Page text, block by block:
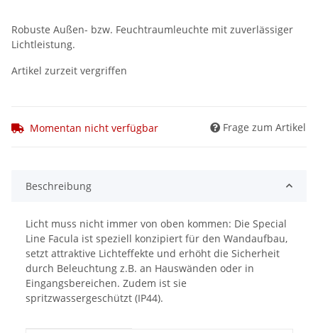
Robuste Außen- bzw. Feuchtraumleuchte mit zuverlässiger
Lichtleistung.
Artikel zurzeit vergriffen
Momentan nicht verfügbar Frage zum Artikel
Beschreibung
Licht muss nicht immer von oben kommen: Die Special
Line Facula ist speziell konzipiert für den Wandaufbau,
setzt attraktive Lichteffekte und erhöht die Sicherheit
durch Beleuchtung z.B. an Hauswänden oder in
Eingangsbereichen. Zudem ist sie
spritzwassergeschützt (IP44).